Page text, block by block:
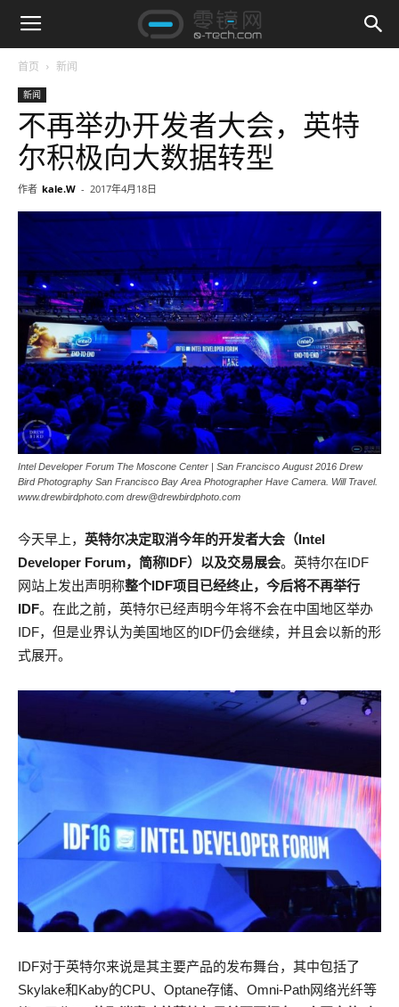
首页 新闻
新闻
不再举办开发者大会，英特
尔积极向大数据转型
作者 kale.W - 2017年4月18日
Intel Developer Forum The Moscone Center | San Francisco August 2016 Drew
Bird Photography San Francisco Bay Area Photographer Have Camera. Will Travel.
www.drewbirdphoto.com drew@drewbirdphoto.com
今天早上， 英特尔决定取消今年的开发者大会（Intel
Developer Forum，简称IDF）以及交易展会。英特尔在IDF
网站上发出声明称整个IDF项目已经终止，今后将不再举行
IDF。在此之前，英特尔已经声明今年将不会在中国地区举办
IDF，但是业界认为美国地区的IDF仍会继续，并且会以新的形
式展开。
IDF对于英特尔来说是其主要产品的发布舞台，其中包括了
Skylake和Kaby的CPU、Optane存储、Omni-Path网络光纤等